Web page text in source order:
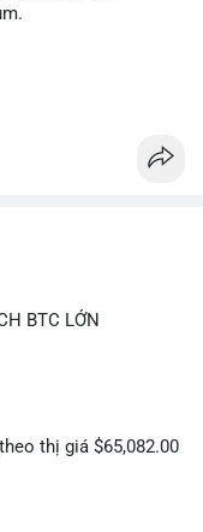
BTC LỚN
thị giá $65,082.00